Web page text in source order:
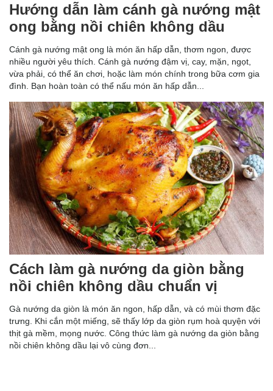
Hướng dẫn làm cánh gà nướng mật
ong bằng nồi chiên không dầu
Cánh gà nướng mật ong là món ăn hấp dẫn, thơm ngon, được
nhiều người yêu thích. Cánh gà nướng đậm vị, cay, mặn, ngọt,
vừa phải, có thể ăn chơi, hoặc làm món chính trong bữa cơm gia
đình. Bạn hoàn toàn có thể nấu món ăn hấp dẫn...
Cách làm gà nướng da giòn bằng
nồi chiên không dầu chuẩn vị
Gà nướng da giòn là món ăn ngon, hấp dẫn, và có mùi thơm đặc
trưng. Khi cắn một miếng, sẽ thấy lớp da giòn rụm hoà quyện với
thịt gà mềm, mọng nước. Công thức làm gà nướng da giòn bằng
nồi chiên không dầu lại vô cùng đơn...